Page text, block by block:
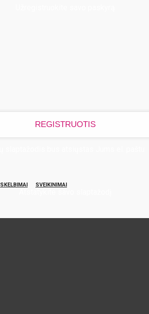
SKELBIMAI SVEIKINIMAI